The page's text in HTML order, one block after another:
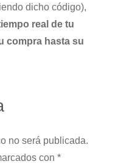
dicho código),
real de tu
compra hasta su
no será publicada.
con *